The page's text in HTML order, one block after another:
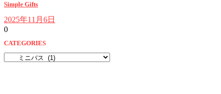
Simple Gifts
2025年11月6日
0
CATEGORIES
CATEGORIES